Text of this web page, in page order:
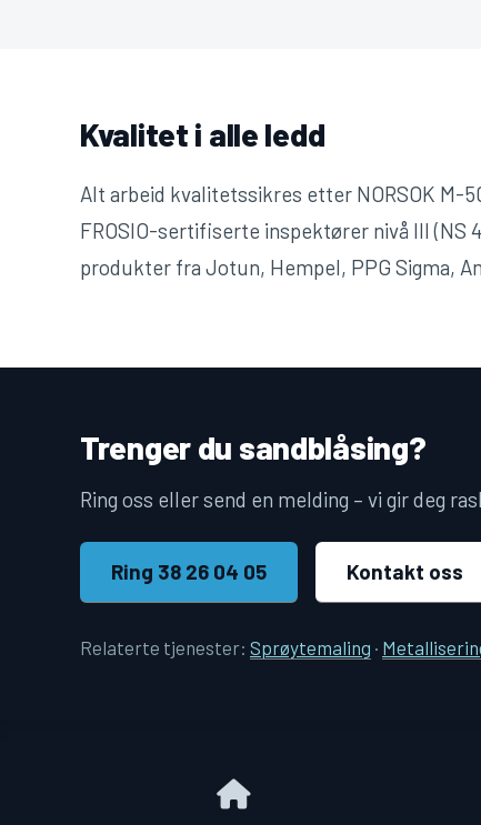
Kvalitet i alle ledd
Alt arbeid kvalitetssikres etter NORSOK M-
FROSIO-sertifiserte inspektører nivå III (NS
produkter fra Jotun, Hempel, PPG Sigma,
Trenger du sandblåsing?
Ring oss eller send en melding – vi gir deg
Ring 38 26 04 05 Kontakt oss
Relaterte tjenester: Sprøytemaling ·